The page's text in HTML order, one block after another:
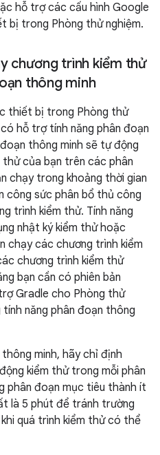
hỗ trợ các cấu hình Google
bị trong Phòng thử nghiệm.
chương trình kiểm thử
thông minh
thiết bị trong Phòng thử
hỗ trợ tính năng phân đoạn
thông minh sẽ tự động
của bạn trên các phân
chạy trong khoảng thời gian
công sức phân bổ thủ công
trình kiểm thử. Tính năng
nhật ký kiểm thử hoặc
chạy các chương trình kiểm
chương trình kiểm thử
bạn cần có phiên bản
Gradle cho Phòng thử
năng phân đoạn thông
minh, hãy chỉ định
kiểm thử trong mỗi phân
phân đoạn mục tiêu thành ít
là 5 phút để tránh trường
quá trình kiểm thử có thể